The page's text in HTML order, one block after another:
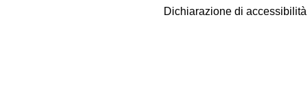
Dichiarazione di